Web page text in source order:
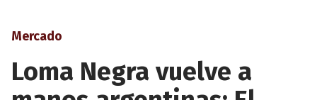
Mercado
Loma Negra vuelve a